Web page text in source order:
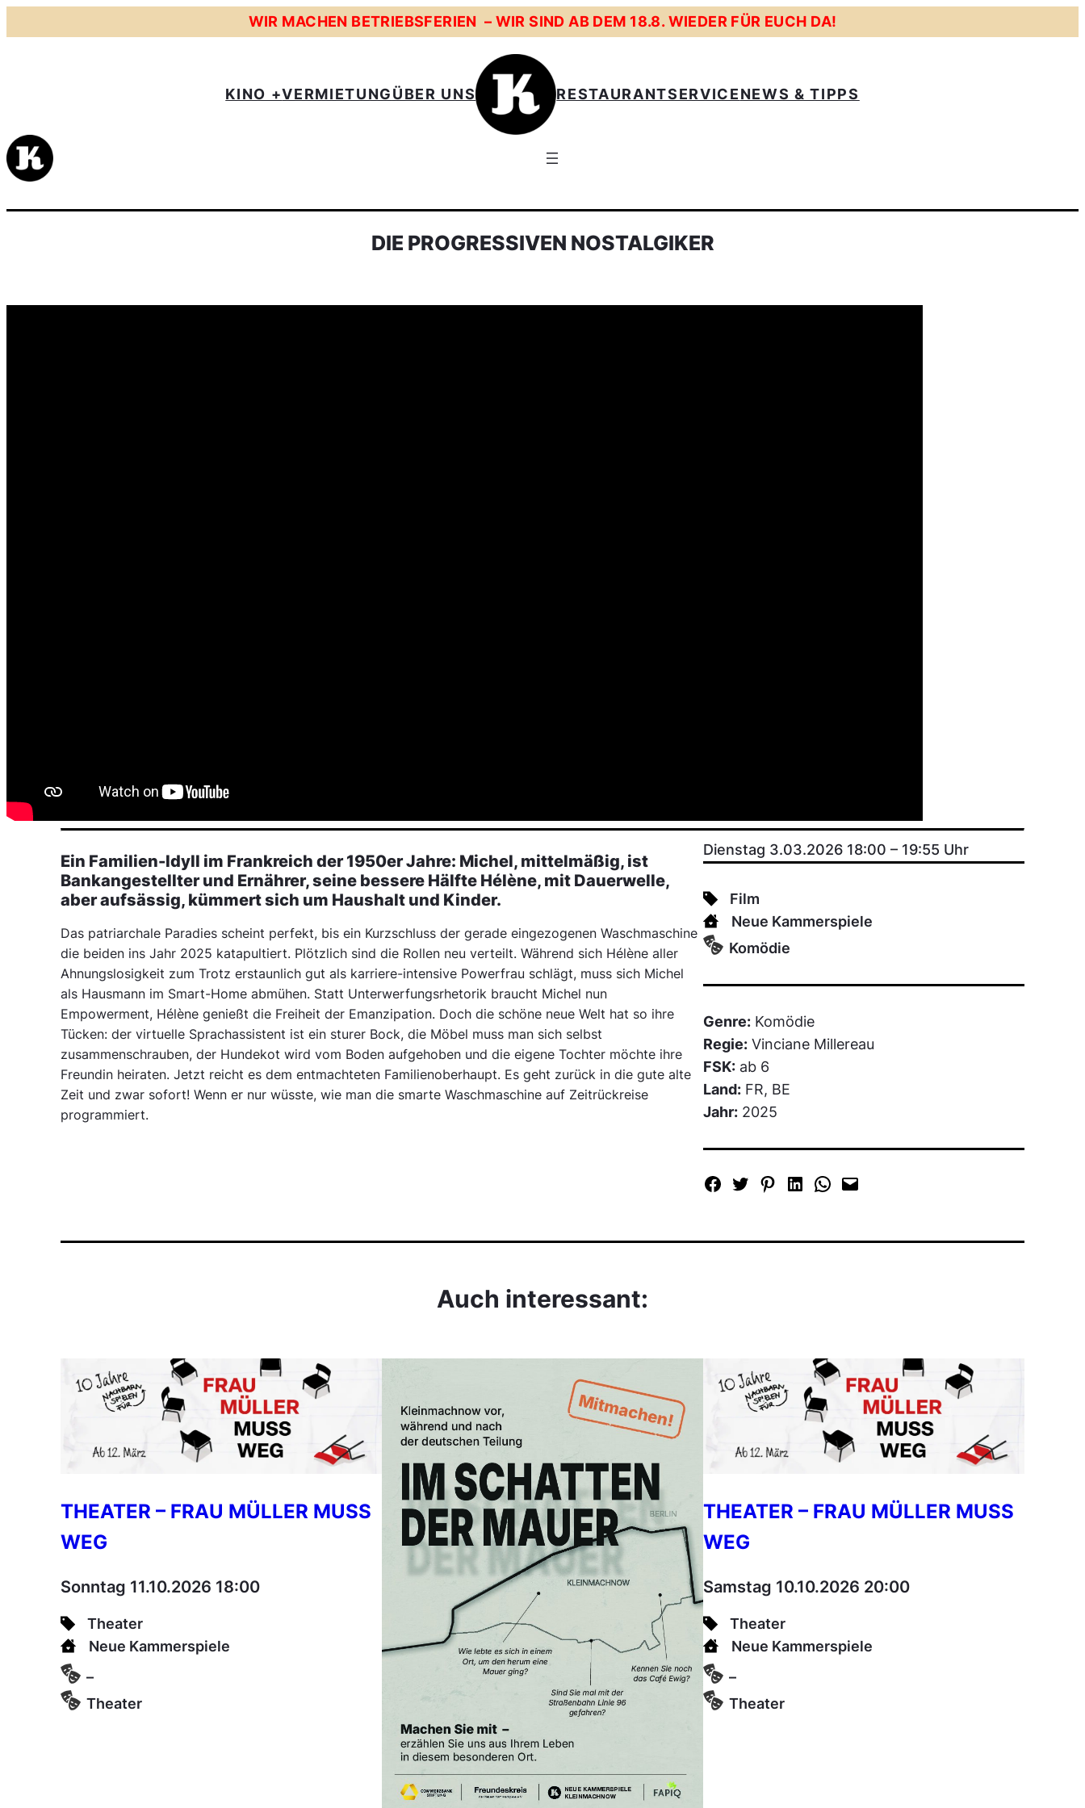
WIR MACHEN BETRIEBSFERIEN – WIR SIND AB DEM 18.8. WIEDER FÜR EUCH DA!
KINO +VERMIETUNGÜBER UNS RESTAURANTSERVICENEWS & TIPPS
DIE PROGRESSIVEN NOSTALGIKER
Ein Familien-Idyll im Frankreich der 1950er Jahre: Michel, mittelmäßig, ist
Bankangestellter und Ernährer, seine bessere Hälfte Hélène, mit Dauerwelle,
aber aufsässig, kümmert sich um Haushalt und Kinder.
Das patriarchale Paradies scheint perfekt, bis ein Kurzschluss der gerade eingezogenen Waschmaschine
die beiden ins Jahr 2025 katapultiert. Plötzlich sind die Rollen neu verteilt. Während sich Hélène aller
Ahnungslosigkeit zum Trotz erstaunlich gut als karriere-intensive Powerfrau schlägt, muss sich Michel
als Hausmann im Smart-Home abmühen. Statt Unterwerfungsrhetorik braucht Michel nun
Empowerment, Hélène genießt die Freiheit der Emanzipation. Doch die schöne neue Welt hat so ihre
Tücken: der virtuelle Sprachassistent ist ein sturer Bock, die Möbel muss man sich selbst
zusammenschrauben, der Hundekot wird vom Boden aufgehoben und die eigene Tochter möchte ihre
Freundin heiraten. Jetzt reicht es dem entmachteten Familienoberhaupt. Es geht zurück in die gute alte
Zeit und zwar sofort! Wenn er nur wüsste, wie man die smarte Waschmaschine auf Zeitrückreise
programmiert.
Dienstag 3.03.2026 18:00 – 19:55 Uhr
Film
Neue Kammerspiele
Komödie
Genre:Komödie
Regie:Vinciane Millereau
FSK:ab 6
Land:FR, BE
Jahr:2025
Auch interessant:
THEATER – FRAU MÜLLER MUSS
WEG
Sonntag 11.10.2026 18:00
Theater
Neue Kammerspiele
–
Theater
THEATER – FRAU MÜLLER MUSS
WEG
Samstag 10.10.2026 20:00
Theater
Neue Kammerspiele
–
Theater